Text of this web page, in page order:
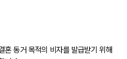
혼 동거 목적의 비자를 발급받기 위해